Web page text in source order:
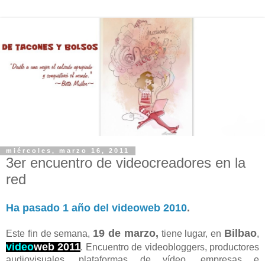
miércoles, marzo 16, 2011
3er encuentro de videocreadores en la
red
Ha pasado 1 año del videoweb 2010.
Este fin de semana, 19 de marzo, tiene lugar, en Bilbao,
videoweb 2011. Encuentro de videobloggers, productores